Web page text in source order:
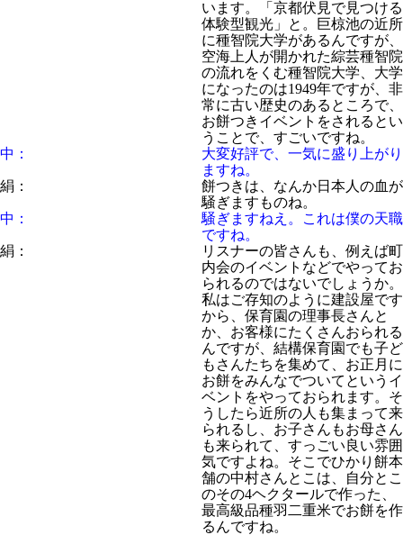
います。「京都伏見で見つける
体験型観光」と。巨椋池の近所
に種智院大学があるんですが、
空海上人が開かれた綜芸種智院
の流れをくむ種智院大学、大学
になったのは1949年ですが、非
常に古い歴史のあるところで、
お餅つきイベントをされるとい
うことで、すごいですね。
中：
大変好評で、一気に盛り上がり
ますね。
絹：
餅つきは、なんか日本人の血が
騒ぎますものね。
中：
騒ぎますねえ。これは僕の天職
ですね。
絹：
リスナーの皆さんも、例えば町
内会のイベントなどでやってお
られるのではないでしょうか。
私はご存知のように建設屋です
から、保育園の理事長さんと
か、お客様にたくさんおられる
んですが、結構保育園でも子ど
もさんたちを集めて、お正月に
お餅をみんなでついてというイ
ベントをやっておられます。そ
うしたら近所の人も集まって来
られるし、お子さんもお母さん
も来られて、すっごい良い雰囲
気ですよね。そこでひかり餅本
舗の中村さんとこは、自分とこ
のその4ヘクタールで作った、
最高級品種羽二重米でお餅を作
るんですね。